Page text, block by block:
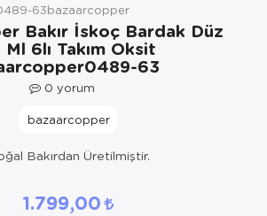
63bazaarcopper
Bakır İskoç Bardak Düz
6lı Takım Oksit
63
0 yorum
bazaarcopper
Bakırdan Üretilmiştir.
1.799,00